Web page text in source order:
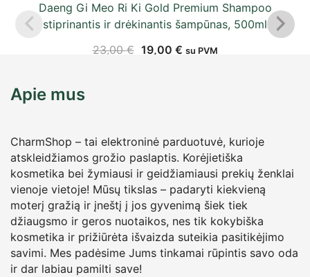
Daeng Gi Meo Ri Ki Gold Premium Shampoo
stiprinantis ir drėkinantis šampūnas, 500ml
23,00€ 19,00 € su PVM
Apie mus
CharmShop – tai elektroninė parduotuvė, kurioje
atskleidžiamos grožio paslaptis. Korėjietiška
kosmetika bei žymiausi ir geidžiamiausi prekių ženklai
vienoje vietoje! Mūsų tikslas – padaryti kiekvieną
moterį gražią ir įneštį į jos gyvenimą šiek tiek
džiaugsmo ir geros nuotaikos, nes tik kokybiška
kosmetika ir prižiūrėta išvaizda suteikia pasitikėjimo
savimi. Mes padėsime Jums tinkamai rūpintis savo oda
ir dar labiau pamilti save!